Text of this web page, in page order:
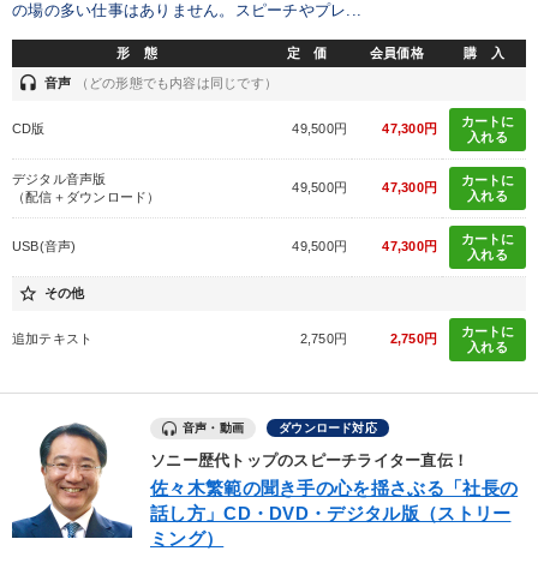
の場の多い仕事はありません。スピーチやプレ...
形 態 定 価 会員価格 購 入
headset 音声 （どの形態でも内容は同じです）
CD版 49,500円 47,300円
カートに
入れる
デジタル音声版
（配信＋ダウンロード）
49,500円 47,300円
カートに
入れる
USB(音声) 49,500円 47,300円
カートに
入れる
star_border その他
追加テキスト 2,750円 2,750円
カートに
入れる
音声・動画 ダウンロード対応
ソニー歴代トップのスピーチライター直伝！
佐々木繁範の聞き手の心を揺さぶる「社長の
話し方」CD・DVD・デジタル版（ストリー
ミング）